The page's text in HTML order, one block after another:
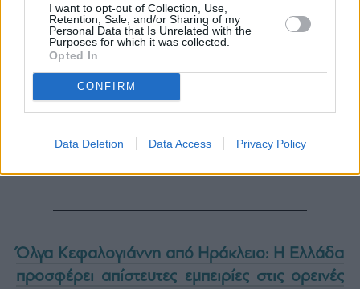
I want to opt-out of Collection, Use,
Retention, Sale, and/or Sharing of my
Personal Data that Is Unrelated with the
Purposes for which it was collected.
Opted In
CONFIRM
Data Deletion Data Access Privacy Policy
Όλγα Κεφαλογιάννη από Ηράκλειο: Η Ελλάδα
προσφέρει απίστευτες εμπειρίες στις ορεινές